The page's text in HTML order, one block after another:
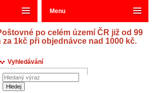
po celém území ČR již od 99
1kč při objednávce nad 1000 kč.
Vyhledávání
Menu